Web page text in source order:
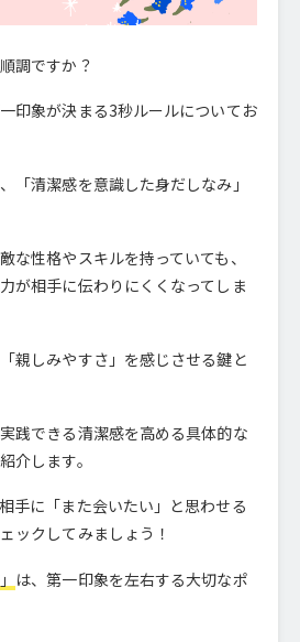
調ですか？
印象が決まる3秒ルールについてお
「清潔感を意識した身だしなみ」
な性格やスキルを持っていても、
が相手に伝わりにくくなってしま
親しみやすさ」を感じさせる鍵と
践できる清潔感を高める具体的な
介します。
手に「また会いたい」と思わせる
ックしてみましょう！
は、第一印象を左右する大切なポ